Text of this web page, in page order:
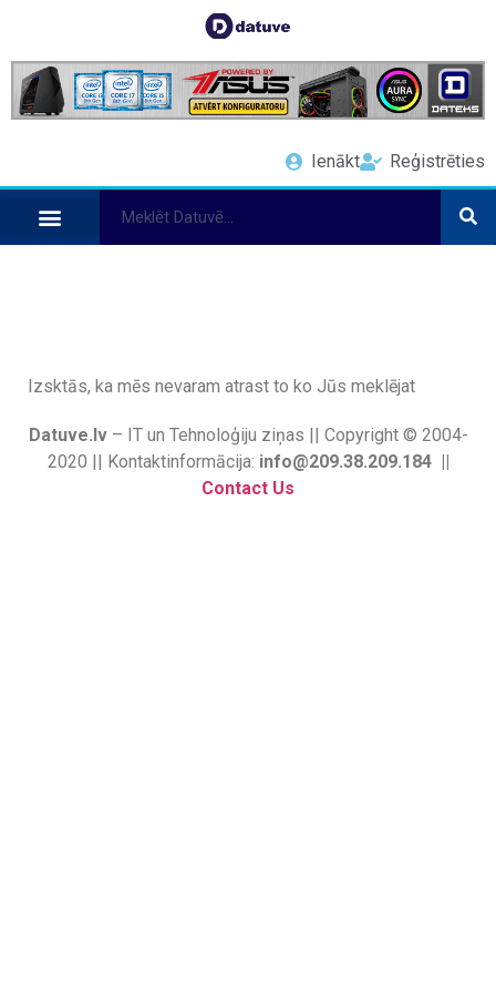
Ienākt Reģistrēties
Izsktās, ka mēs nevaram atrast to ko Jūs meklējat
Datuve.lv– IT un Tehnoloģiju ziņas || Copyright © 2004-
2020 || Kontaktinformācija: info@209.38.209.184 ||
Contact Us